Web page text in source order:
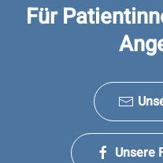
Für
Unsere